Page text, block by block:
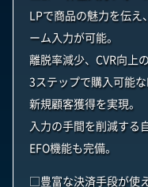
LPで商品の魅力を伝え
ーム入力が可能。
離脱率減少、CVR向上
3ステップで購入可能
新規顧客獲得を実現。
入力の手間を削減する
EFO機能も完備。
□豊富な決済手段が使